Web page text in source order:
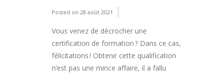
Posted on 28 août 2021
Vous venez de décrocher une
certification de formation ? Dans ce cas,
félicitations ! Obtenir cette qualification
n’est pas une mince affaire, il a fallu